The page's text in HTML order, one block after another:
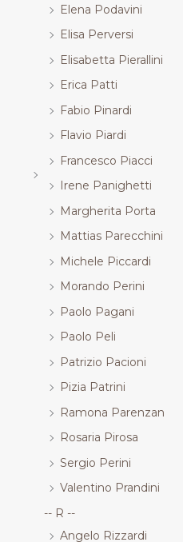
Elena Podavini
Elisa Perversi
Elisabetta Pierallini
Erica Patti
Fabio Pinardi
Flavio Piardi
Francesco Piacci
Irene Panighetti
Margherita Porta
Mattias Parecchini
Michele Piccardi
Morando Perini
Paolo Pagani
Paolo Peli
Patrizio Pacioni
Pizia Patrini
Ramona Parenzan
Rosaria Pirosa
Sergio Perini
Valentino Prandini
-- R --
Angelo Rizzardi